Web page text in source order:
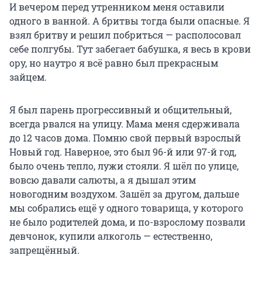
И вечером перед утренником меня оставили
одного в ванной. А бритвы тогда были опасные. Я
взял бритву и решил побриться — располосовал
себе полгубы. Тут забегает бабушка, я весь в крови
ору, но наутро я всё равно был прекрасным
зайцем.
Я был парень прогрессивный и общительный,
всегда рвался на улицу. Мама меня сдерживала
до 12 часов дома. Помню свой первый взрослый
Новый год. Наверное, это был 96-й или 97-й год,
было очень тепло, лужи стояли. Я шёл по улице,
вовсю давали салюты, а я дышал этим
новогодним воздухом. Зашёл за другом, дальше
мы собрались ещё у одного товарища, у которого
не было родителей дома, и по-взрослому позвали
девчонок, купили алкоголь — естественно,
запрещённый.